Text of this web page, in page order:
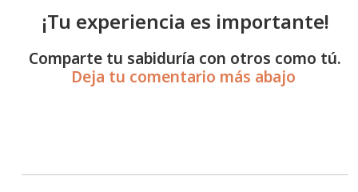
¡Tu experiencia es importante!
Comparte tu sabiduría con otros como tú.
Deja tu comentario más abajo